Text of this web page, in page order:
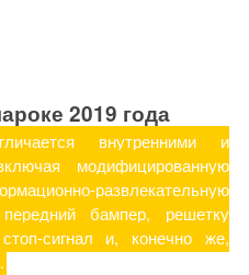
2019 года
внутренними и
модифицированную
развлекательную
бампер, решетку
сигнал и, конечно же,